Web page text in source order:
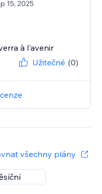
15, 2025
à l'avenir
Užitečné (0)
všechny plány